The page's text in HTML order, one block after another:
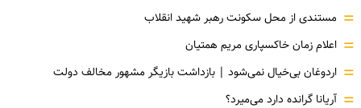
= مستندی از محل سکونت رهبر شهید انقلاب
= اعلام زمان خاکسپاری مریم همتیان
= اردوغان بی‌خیال نمی‌شود | بازداشت بازیگر مشهور مخالف دولت
= آریانا گرانده دارد می‌میرد؟